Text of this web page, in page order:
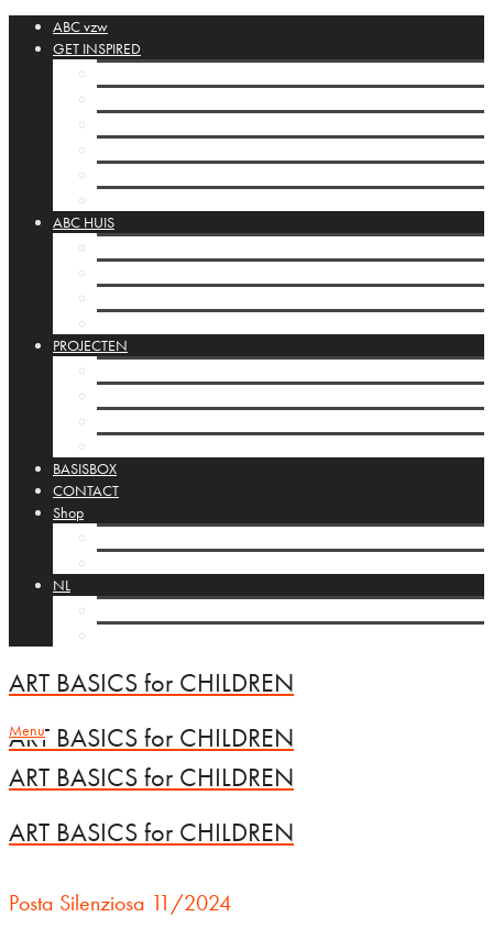
ABC vzw
GET INSPIRED
ABC HUIS
PROJECTEN
BASISBOX
CONTACT
Shop
NL
ART BASICS for CHILDREN
ART BASICS for CHILDREN
Menu
ART BASICS for CHILDREN
ART BASICS for CHILDREN
Posta Silenziosa 11/2024